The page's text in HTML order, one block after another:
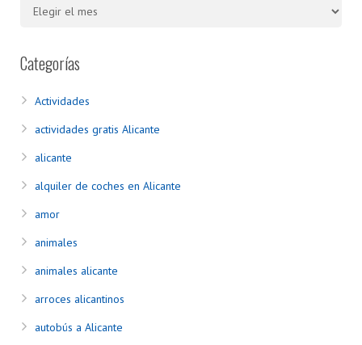
Categorías
Actividades
actividades gratis Alicante
alicante
alquiler de coches en Alicante
amor
animales
animales alicante
arroces alicantinos
autobús a Alicante